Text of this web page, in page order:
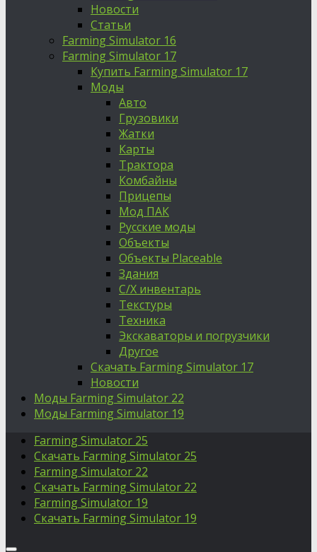
Новости
Статьи
Farming Simulator 16
Farming Simulator 17
Купить Farming Simulator 17
Моды
Авто
Грузовики
Жатки
Карты
Трактора
Комбайны
Прицепы
Мод ПАК
Русские моды
Объекты
Объекты Placeable
Здания
С/Х инвентарь
Текстуры
Техника
Экскаваторы и погрузчики
Другое
Скачать Farming Simulator 17
Новости
Моды Farming Simulator 22
Моды Farming Simulator 19
Farming Simulator 25
Скачать Farming Simulator 25
Farming Simulator 22
Скачать Farming Simulator 22
Farming Simulator 19
Скачать Farming Simulator 19